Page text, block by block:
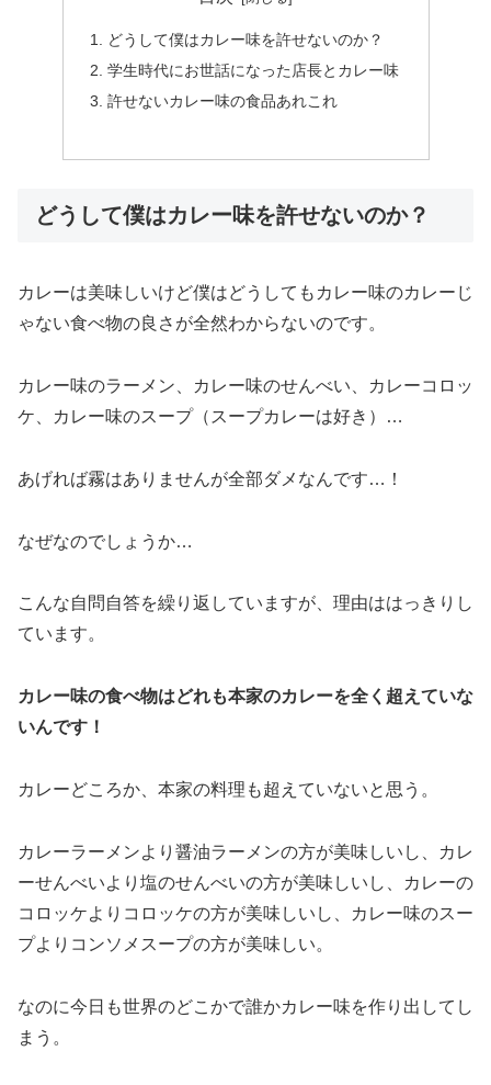
どうして僕はカレー味を許せないのか？
学生時代にお世話になった店長とカレー味
許せないカレー味の食品あれこれ
どうして僕はカレー味を許せないのか？
カレーは美味しいけど僕はどうしてもカレー味のカレーじ
ゃない食べ物の良さが全然わからないのです。
カレー味のラーメン、カレー味のせんべい、カレーコロッ
ケ、カレー味のスープ（スープカレーは好き）…
あげれば霧はありませんが全部ダメなんです…！
なぜなのでしょうか…
こんな自問自答を繰り返していますが、理由ははっきりし
ています。
カレー味の食べ物はどれも本家のカレーを全く超えていな
いんです！
カレーどころか、本家の料理も超えていないと思う。
カレーラーメンより醤油ラーメンの方が美味しいし、カレ
ーせんべいより塩のせんべいの方が美味しいし、カレーの
コロッケよりコロッケの方が美味しいし、カレー味のスー
プよりコンソメスープの方が美味しい。
なのに今日も世界のどこかで誰かカレー味を作り出してし
まう。